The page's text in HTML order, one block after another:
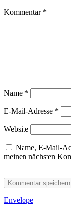
Kommentar *
Name *
E-Mail-Adresse *
Website
Name, E-Mail-
meinen nächsten
Envelope